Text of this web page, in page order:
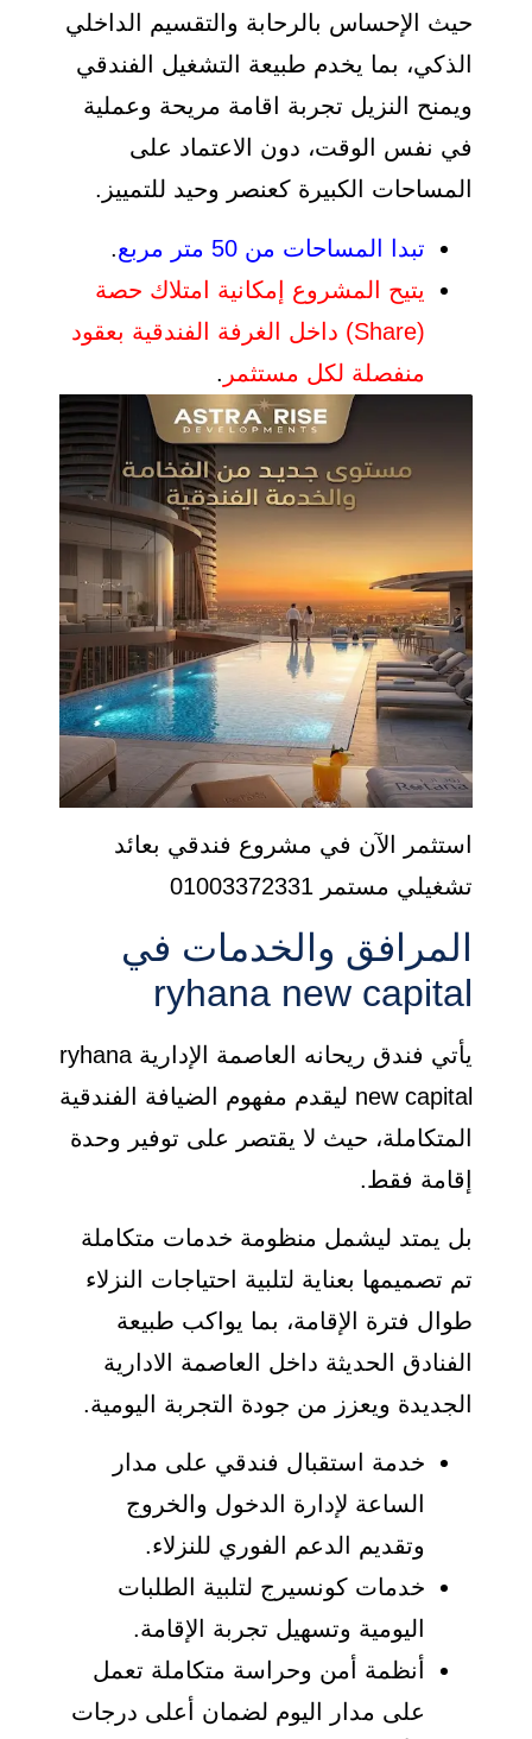
حيث الإحساس بالرحابة والتقسيم الداخلي
الذكي، بما يخدم طبيعة التشغيل الفندقي
ويمنح النزيل تجربة اقامة مريحة وعملية
في نفس الوقت، دون الاعتماد على
المساحات الكبيرة كعنصر وحيد للتمييز.
تبدا المساحات من 50 متر مربع
.
يتيح المشروع إمكانية امتلاك حصة
(Share) داخل الغرفة الفندقية بعقود
منفصلة لكل مستثمر .
استثمر الآن في مشروع فندقي بعائد
تشغيلي مستمر 01003372331
المرافق والخدمات في
ryhana new capital
يأتي فندق ريحانه العاصمة الإدارية ryhana
new capital ليقدم مفهوم الضيافة الفندقية
المتكاملة، حيث لا يقتصر على توفير وحدة
إقامة فقط.
بل يمتد ليشمل منظومة خدمات متكاملة
تم تصميمها بعناية لتلبية احتياجات النزلاء
طوال فترة الإقامة، بما يواكب طبيعة
الفنادق الحديثة داخل العاصمة الادارية
الجديدة ويعزز من جودة التجربة اليومية.
خدمة استقبال فندقي على مدار
الساعة لإدارة الدخول والخروج
وتقديم الدعم الفوري للنزلاء.
خدمات كونسيرج لتلبية الطلبات
اليومية وتسهيل تجربة الإقامة.
أنظمة أمن وحراسة متكاملة تعمل
على مدار اليوم لضمان أعلى درجات